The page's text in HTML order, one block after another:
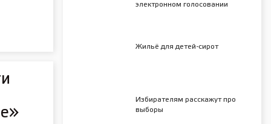
электронном голосовании
Жильё для детей-сирот
Избирателям расскажут про
выборы